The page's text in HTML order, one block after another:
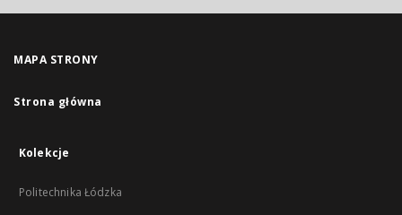
MAPA STRONY
Strona główna
Kolekcje
Politechnika Łódzka